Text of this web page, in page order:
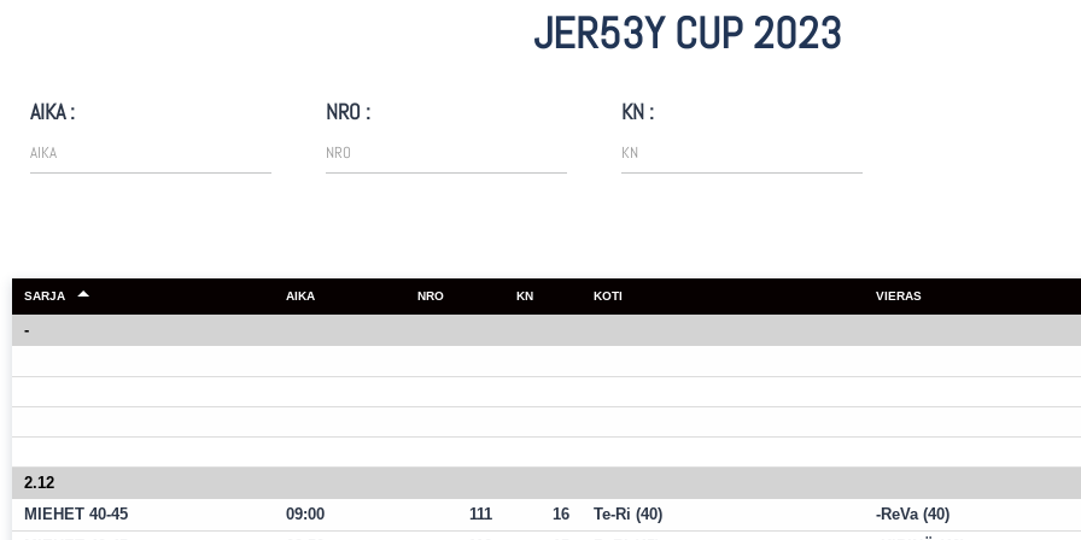
JER53Y CUP 2023
AIKA : NRO : KN :
SARJA AIKA NRO KN KOTI VIERAS
-
2.12
MIEHET 40-45
09:00 111 16 Te-Ri (40) ReVa (40)